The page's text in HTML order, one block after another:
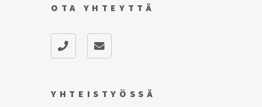
YHTEISTYÖSSÄ
OTA YHTEYTTÄ